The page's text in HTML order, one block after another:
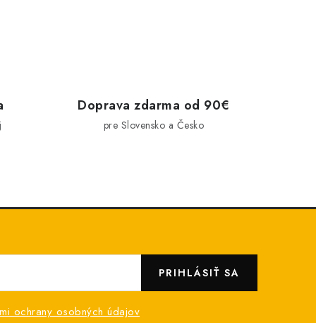
Doprava zdarma od 90€
pre Slovensko a Česko
ochrany osobných údajov
PRIHLÁSIŤ SA